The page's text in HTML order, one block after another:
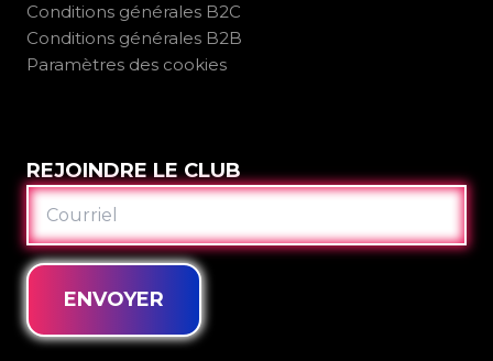
Conditions générales B2C
Conditions générales B2B
Paramètres des cookies
REJOINDRE LE CLUB
COURRIEL
ENVOYER